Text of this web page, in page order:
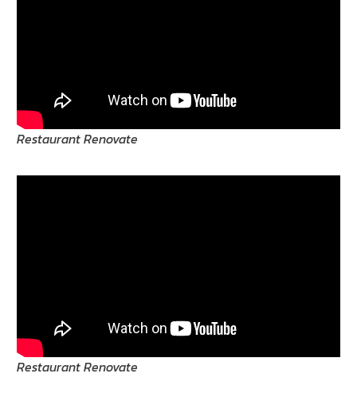
Restaurant Renovate
Restaurant Renovate